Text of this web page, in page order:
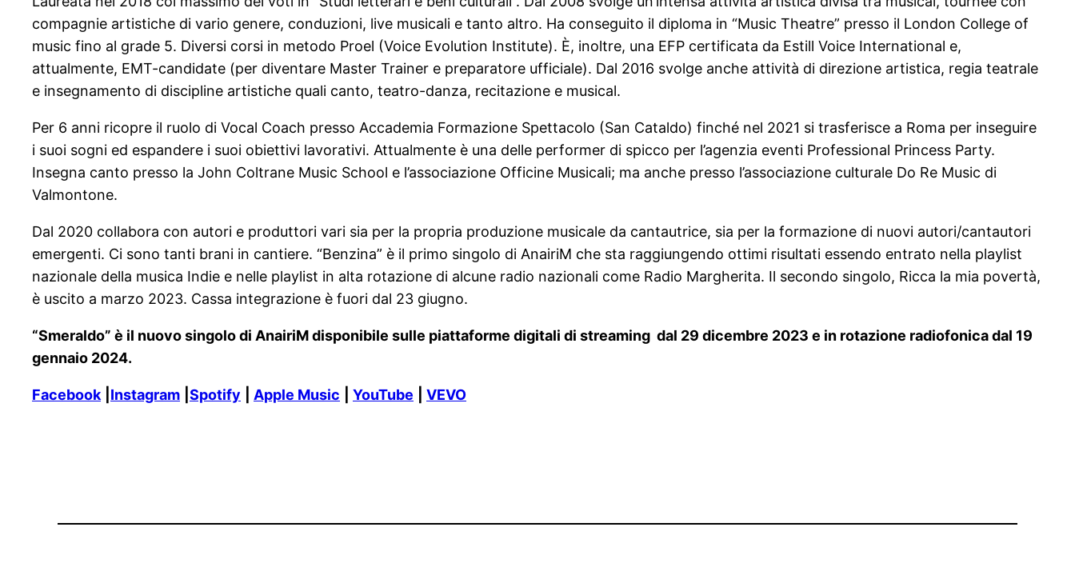
compagnie artistiche di vario genere, conduzioni, live musicali e tanto altro. Ha conseguito il diploma in “Music Theatre” presso il London College of
music fino al grade 5. Diversi corsi in metodo Proel (Voice Evolution Institute). È, inoltre, una EFP certificata da Estill Voice International e,
attualmente, EMT-candidate (per diventare Master Trainer e preparatore ufficiale). Dal 2016 svolge anche attività di direzione artistica, regia teatrale
e insegnamento di discipline artistiche quali canto, teatro-danza, recitazione e musical.
Per 6 anni ricopre il ruolo di Vocal Coach presso Accademia Formazione Spettacolo (San Cataldo) finché nel 2021 si trasferisce a Roma per inseguire
i suoi sogni ed espandere i suoi obiettivi lavorativi. Attualmente è una delle performer di spicco per l’agenzia eventi Professional Princess Party.
Insegna canto presso la John Coltrane Music School e l’associazione Officine Musicali; ma anche presso l’associazione culturale Do Re Music di
Valmontone.
Dal 2020 collabora con autori e produttori vari sia per la propria produzione musicale da cantautrice, sia per la formazione di nuovi autori/cantautori
emergenti. Ci sono tanti brani in cantiere. “Benzina” è il primo singolo di AnairiM che sta raggiungendo ottimi risultati essendo entrato nella playlist
nazionale della musica Indie e nelle playlist in alta rotazione di alcune radio nazionali come Radio Margherita. Il secondo singolo, Ricca la mia povertà,
è uscito a marzo 2023. Cassa integrazione è fuori dal 23 giugno.
“Smeraldo” è il nuovo singolo di AnairiM disponibile sulle piattaforme digitali di streaming dal 29 dicembre 2023 e in rotazione radiofonica dal 19
gennaio 2024.
Facebook Instagram Spotify Apple Music YouTube VEVO